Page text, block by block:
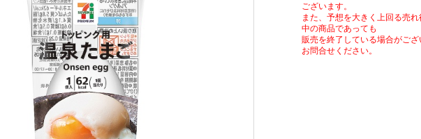
ございます。
また、予想を大きく上回る売
中の商品であっても
販売を終了している場合がご
お問合せください。